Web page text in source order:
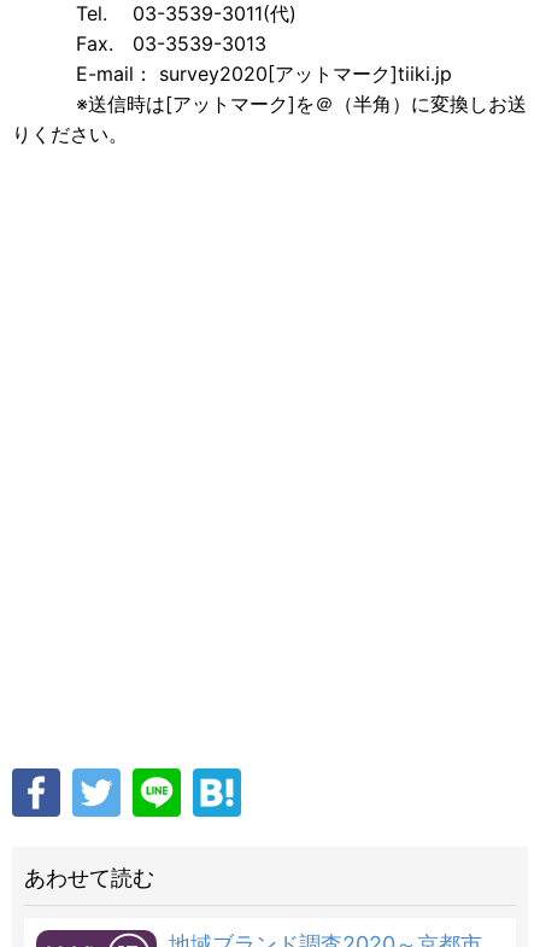
Tel. 03-3539-3011(代)
Fax. 03-3539-3013
E-mail： survey2020[アットマーク]tiiki.jp
※送信時は[アットマーク]を＠（半角）に変換しお送
りください。
あわせて読む